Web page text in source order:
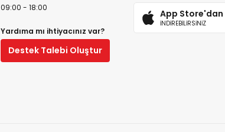
09:00 - 18:00
Yardıma mı ihtiyacınız var?
Destek Talebi Oluştur
App Store'dan
İNDİREBİLİRSİNİZ